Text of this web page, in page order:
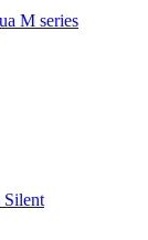
M series
Silent